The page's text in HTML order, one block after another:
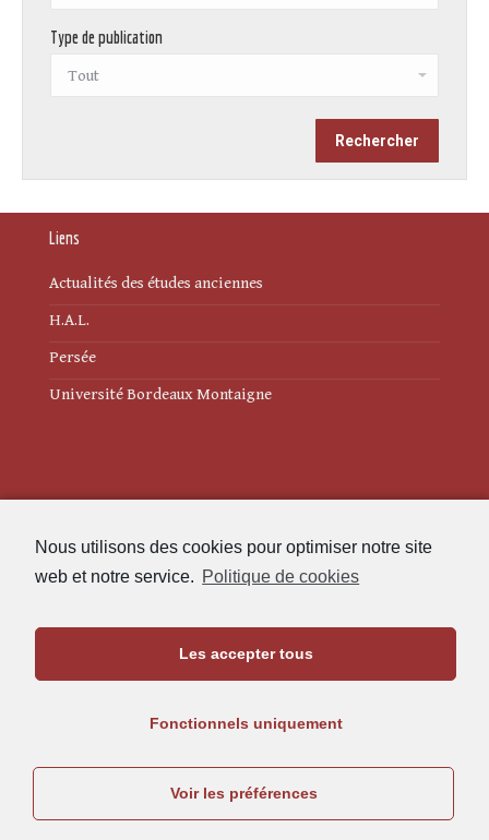
Nous utilisons des cookies pour optimiser notre site
web et notre service. Politique de cookies
Les accepter tous
Fonctionnels uniquement
Voir les préférences
Type de publication
Liens
Actualités des études anciennes
H.A.L.
Persée
Université Bordeaux Montaigne
Politique de cookies (UE)
Maison de l'Archéologie
05.57.12.45.63
rea@u-bordeaux-montaigne.fr